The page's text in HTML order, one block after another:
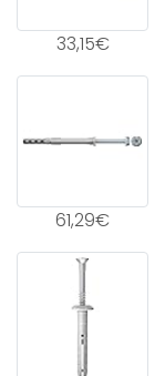
33,15€
61,29€